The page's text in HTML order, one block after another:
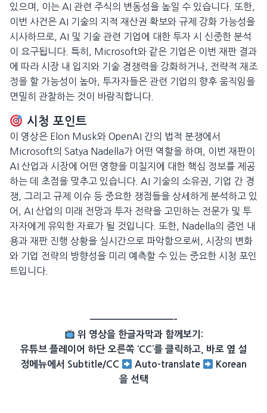
있으며, 이는 AI 관련 주식의 변동성을 높일 수 있습니다. 또한,
이번 사건은 AI 기술의 지적 재산권 확보와 규제 강화 가능성을
시사하므로, AI 및 기술 관련 기업에 대한 투자 시 신중한 분석
이 요구됩니다. 특히, Microsoft와 같은 기업은 이번 재판 결과
에 따라 시장 내 입지와 기술 경쟁력을 강화하거나, 전략적 재조
정을 할 가능성이 높아, 투자자들은 관련 기업의 향후 움직임을
면밀히 관찰하는 것이 바람직합니다.
시청 포인트
이 영상은 Elon Musk와 OpenAI 간의 법적 분쟁에서
Microsoft의 Satya Nadella가 어떤 역할을 하며, 이번 재판이
AI 산업과 시장에 어떤 영향을 미칠지에 대한 핵심 정보를 제공
하는 데 초점을 맞추고 있습니다. AI 기술의 소유권, 기업 간 경
쟁, 그리고 규제 이슈 등 중요한 쟁점들을 상세하게 분석하고 있
어, AI 산업의 미래 전망과 투자 전략을 고민하는 전문가 및 투
자자에게 유익한 자료가 될 것입니다. 또한, Nadella의 증언 내
용과 재판 진행 상황을 실시간으로 파악함으로써, 시장의 변화
와 기업 전략의 방향성을 미리 예측할 수 있는 중요한 시청 포인
트입니다.
——————————–
위 영상을 한글자막과 함께보기:
유튜브 플레이어 하단 오른쪽 ‘CC’를 클릭하고, 바로 옆 설
정메뉴에서 Subtitle/CC
Auto-translate
Korean
을 선택